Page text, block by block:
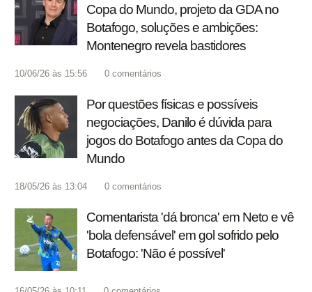
Copa do Mundo, projeto da GDA no
Botafogo, soluções e ambições:
Montenegro revela bastidores
10/06/26 às 15:56 0 comentários
Por questões físicas e possíveis
negociações, Danilo é dúvida para
jogos do Botafogo antes da Copa do
Mundo
18/05/26 às 13:04 0 comentários
Comentarista 'dá bronca' em Neto e vê
'bola defensável' em gol sofrido pelo
Botafogo: 'Não é possível'